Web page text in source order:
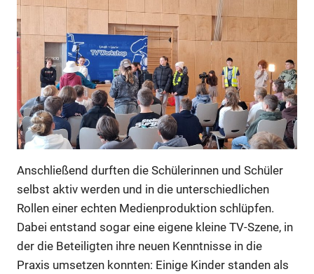
Anschließend durften die Schülerinnen und Schüler
selbst aktiv werden und in die unterschiedlichen
Rollen einer echten Medienproduktion schlüpfen.
Dabei entstand sogar eine eigene kleine TV-Szene, in
der die Beteiligten ihre neuen Kenntnisse in die
Praxis umsetzen konnten: Einige Kinder standen als